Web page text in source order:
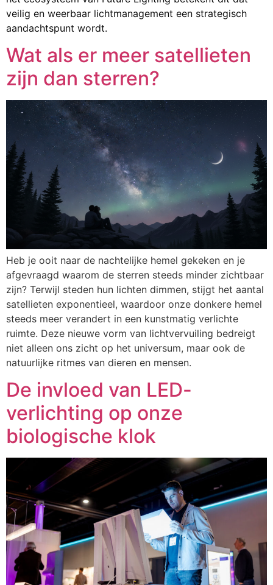
veilig en weerbaar lichtmanagement een strategisch
aandachtspunt wordt.
Wat als er meer satellieten
zijn dan sterren?
Heb je ooit naar de nachtelijke hemel gekeken en je
afgevraagd waarom de sterren steeds minder zichtbaar
zijn? Terwijl steden hun lichten dimmen, stijgt het aantal
satellieten exponentieel, waardoor onze donkere hemel
steeds meer verandert in een kunstmatig verlichte
ruimte. Deze nieuwe vorm van lichtvervuiling bedreigt
niet alleen ons zicht op het universum, maar ook de
natuurlijke ritmes van dieren en mensen.
De invloed van LED-
verlichting op onze
biologische klok